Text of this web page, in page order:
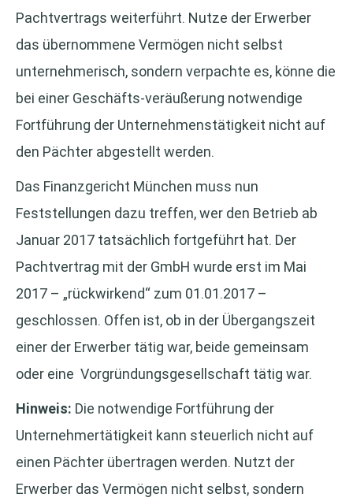
Pachtvertrags weiterführt. Nutze der Erwerber
das übernommene Vermögen nicht selbst
unternehmerisch, sondern verpachte es, könne die
bei einer Geschäfts-veräußerung notwendige
Fortführung der Unternehmenstätigkeit nicht auf
den Pächter abgestellt werden.
Das Finanzgericht München muss nun
Feststellungen dazu treffen, wer den Betrieb ab
Januar 2017 tatsächlich fortgeführt hat. Der
Pachtvertrag mit der GmbH wurde erst im Mai
2017 – „rückwirkend“ zum 01.01.2017 –
geschlossen. Offen ist, ob in der Übergangszeit
einer der Erwerber tätig war, beide gemeinsam
oder eine Vorgründungsgesellschaft tätig war.
Hinweis: Die notwendige Fortführung der
Unternehmertätigkeit kann steuerlich nicht auf
einen Pächter übertragen werden. Nutzt der
Erwerber das Vermögen nicht selbst, sondern